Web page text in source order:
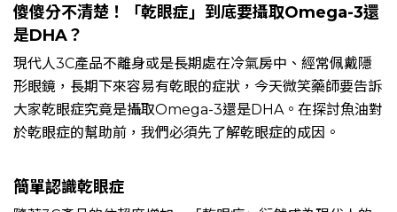
傻傻分不清楚！「乾眼症」到底要攝取Omega-3還
是DHA？
現代人3C產品不離身或是長期處在冷氣房中、經常佩戴隱
形眼鏡，長期下來容易有乾眼的症狀，今天微笑藥師要告訴
大家乾眼症究竟是攝取Omega-3還是DHA。在探討魚油對
於乾眼症的幫助前，我們必須先了解乾眼症的成因。
簡單認識乾眼症